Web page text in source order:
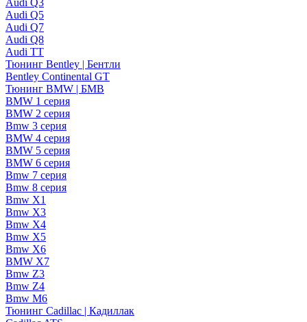
Audi Q3
Audi Q5
Audi Q7
Audi Q8
Audi TT
Тюнинг Bentley | Бентли
Bentley Continental GT
Тюнинг BMW | БМВ
BMW 1 серия
BMW 2 серия
Bmw 3 серия
BMW 4 серия
BMW 5 серия
BMW 6 серия
Bmw 7 серия
Bmw 8 серия
Bmw X1
Bmw X3
Bmw X4
Bmw X5
Bmw X6
BMW X7
Bmw Z3
Bmw Z4
Bmw М6
Тюнинг Cadillac | Кадиллак